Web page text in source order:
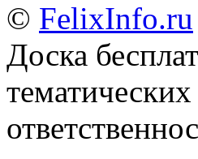
© FelixInfo.ru
Доска
тематических